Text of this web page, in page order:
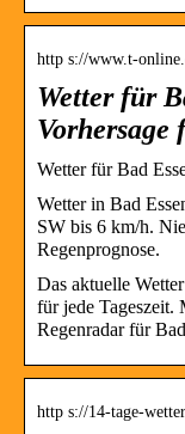
http s://www.t-
Wetter für
Vorhersage
Wetter für Bad
Wetter in Bad
SW bis 6 km/h.
Regenprognose.
Das aktuelle
für jede Tageszeit.
Regenradar für
http s://14-tage-